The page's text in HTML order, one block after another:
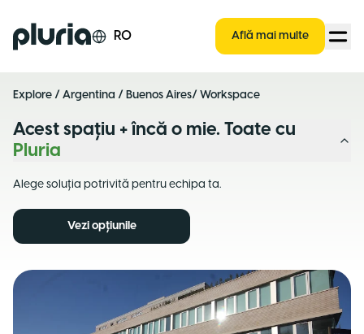
Logo Pluria RO Află mai multe
Explore / Argentina / Buenos Aires/ Workspace
Acest spațiu + încă o mie. Toate cu
Pluria
Alege soluția potrivită pentru echipa ta.
Vezi opțiunile